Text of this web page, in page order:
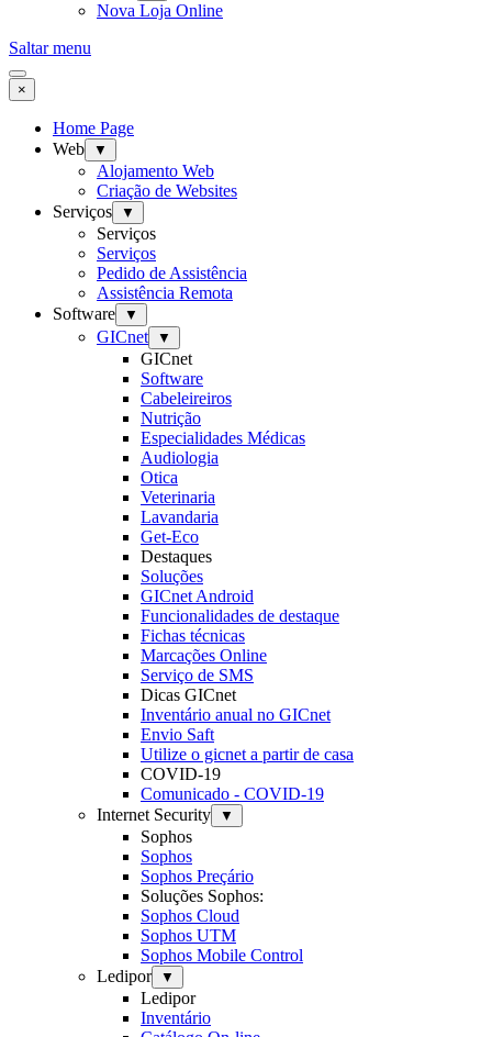
Nova Loja Online
Saltar menu
×
Home Page
Web
▼
Alojamento Web
Criação de Websites
Serviços
▼
Serviços
Serviços
Pedido de Assistência
Assistência Remota
Software
▼
GICnet ▼
GICnet
Software
Cabeleireiros
Nutrição
Especialidades Médicas
Audiologia
Otica
Veterinaria
Lavandaria
Get-Eco
Destaques
Soluções
GICnet Android
Funcionalidades de destaque
Fichas técnicas
Marcações Online
Serviço de SMS
Dicas GICnet
Inventário anual no GICnet
Envio Saft
Utilize o gicnet a partir de casa
COVID-19
Comunicado - COVID-19
Internet Security
▼
Sophos
Sophos
Sophos Preçário
Soluções Sophos:
Sophos Cloud
Sophos UTM
Sophos Mobile Control
Ledipor
▼
Ledipor
Inventário